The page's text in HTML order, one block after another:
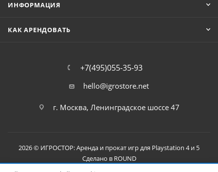
ИНФОРМАЦИЯ
КАК АРЕНДОВАТЬ
+7(495)055-35-93
hello@igrostore.net
г. Москва, Ленинградское шоссе 47
2026 © ИГРОСТОР: Аренда и прокат игр для Playstation 4 и 5
Сделано в ROUND